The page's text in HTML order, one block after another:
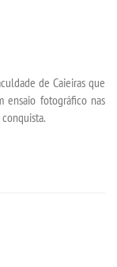
de Caieiras que
ensaio fotográfico nas